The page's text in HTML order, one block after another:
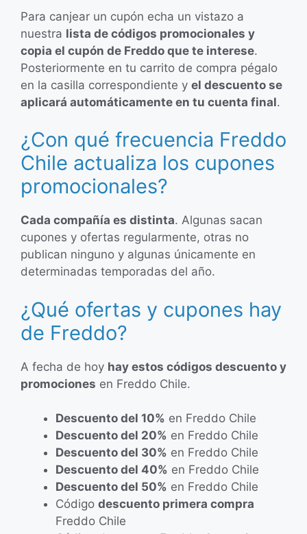
Para canjear un cupón echa un vistazo a
nuestra lista de códigos promocionales y
copia el cupón de Freddo que te interese.
Posteriormente en tu carrito de compra pégalo
en la casilla correspondiente y el descuento se
aplicará automáticamente en tu cuenta final.
¿Con qué frecuencia Freddo
Chile actualiza los cupones
promocionales?
Cada compañía es distinta. Algunas sacan
cupones y ofertas regularmente, otras no
publican ninguno y algunas únicamente en
determinadas temporadas del año.
¿Qué ofertas y cupones hay
de Freddo?
A fecha de hoy hay estos códigos descuento y
promociones en Freddo Chile.
Descuento del 10% en Freddo Chile
Descuento del 20% en Freddo Chile
Descuento del 30% en Freddo Chile
Descuento del 40% en Freddo Chile
Descuento del 50% en Freddo Chile
Código descuento primera compra
Freddo Chile